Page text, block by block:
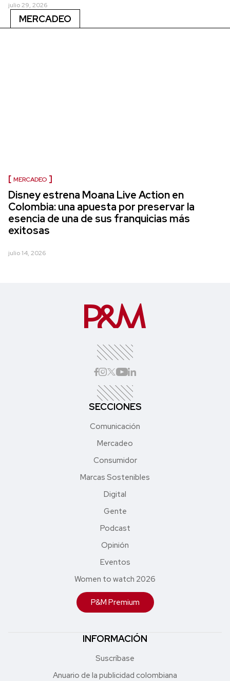
julio 29, 2026
MERCADEO
MERCADEO
Disney estrena Moana Live Action en
Colombia: una apuesta por preservar la
esencia de una de sus franquicias más
exitosas
julio 14, 2026
SECCIONES
Comunicación
Mercadeo
Consumidor
Marcas Sostenibles
Digital
Gente
Podcast
Opinión
Eventos
Women to watch 2026
P&M Premium
INFORMACIÓN
Suscríbase
Anuario de la publicidad colombiana